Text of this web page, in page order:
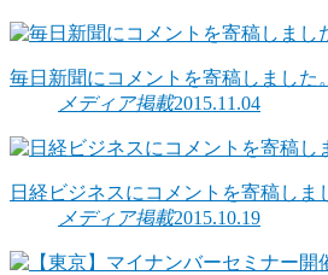
毎日新聞にコメントを寄稿しました。
メディア掲載2015.11.04
日経ビジネスにコメントを寄稿しま
メディア掲載2015.10.19